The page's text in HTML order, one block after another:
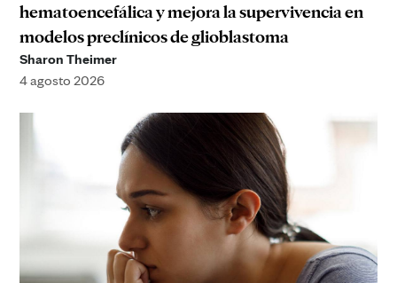
hematoencefálica y mejora la supervivencia en
modelos preclínicos de glioblastoma
Sharon Theimer
4 agosto 2026